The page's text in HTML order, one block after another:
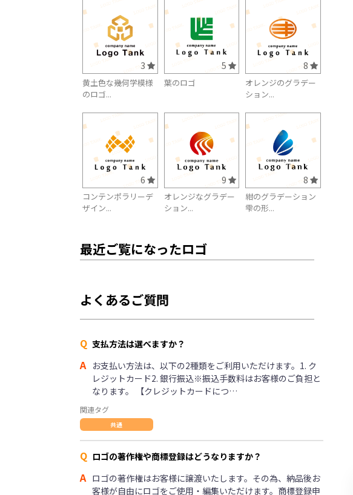
3
黄土色な幾何学模様
のロゴ...
5
葉のロゴ
8
オレンジのグラデー
ション...
6
コンテンポラリーデ
ザイン...
9
オレンジなグラデー
ション...
8
紺のグラデーション
雫の形...
最近ご覧になったロゴ
よくあるご質問
Q 支払方法は選べますか？
A お支払い方法は、以下の2種類をご利用いただけます。1. ク
レジットカード2. 銀行振込※振込手数料はお客様のご負担と
なります。 【クレジットカードにつ…
関連タグ
共通
Q ロゴの著作権や商標登録はどうなりますか？
A ロゴの著作権はお客様に譲渡いたします。その為、納品後お
客様が自由にロゴをご使用・編集いただけます。商標登録申